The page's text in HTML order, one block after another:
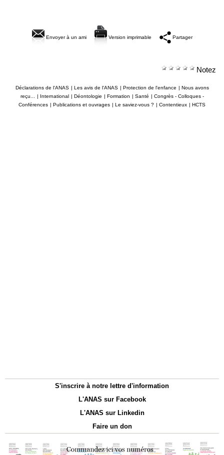
Envoyer à un ami Version imprimable Partager
Notez
Déclarations de l'ANAS | Les avis de l'ANAS | Protection de l'enfance | Nous avons
reçu...
| International | Déontologie | Formation | Santé | Congrès - Colloques -
Conférences | Publications et ouvrages | Le saviez-vous ? | Contentieux | HCTS
S'inscrire à notre lettre d'information
L'ANAS sur Facebook
L'ANAS sur Linkedin
Faire un don